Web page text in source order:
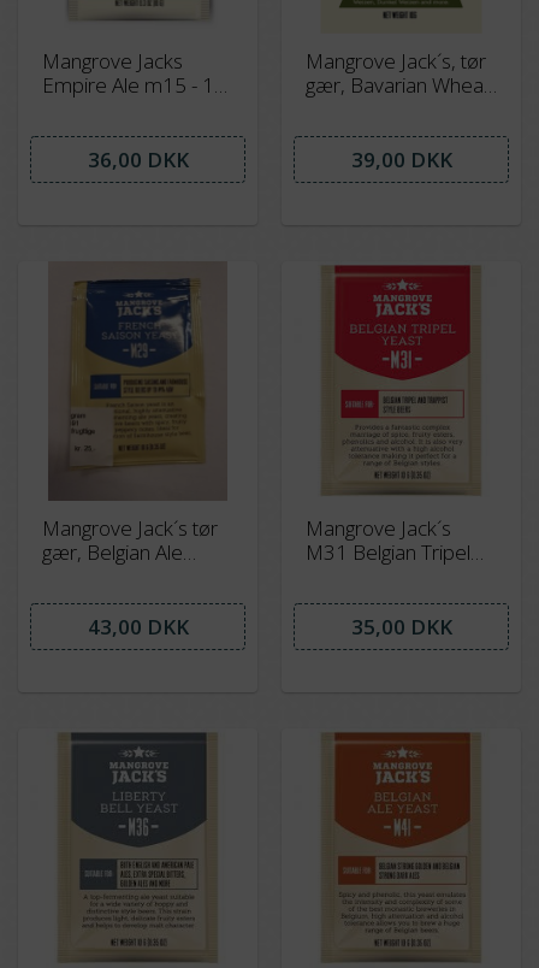
Mangrove Jacks
Empire Ale m15 - 10
36,00 DKK
Mangrove Jack´s, tør
gær, Bavarian Wheat
39,00 DKK
Mangrove Jack´s tør
gær, Belgian Ale
43,00 DKK
Mangrove Jack´s
M31 Belgian Tripel
35,00 DKK